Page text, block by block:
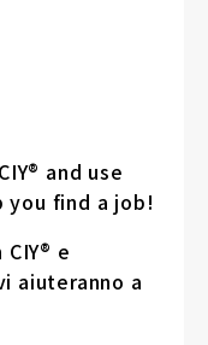
and use
find a job!
e
aiuteranno a